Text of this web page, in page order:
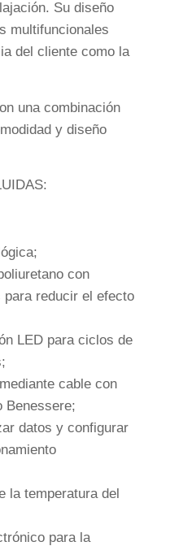
Su diseño
multifuncionales
del cliente como la
una combinación
y diseño
con
reducir el efecto
LED para ciclos de
cable con
Benessere;
datos y configurar
la temperatura del
para la